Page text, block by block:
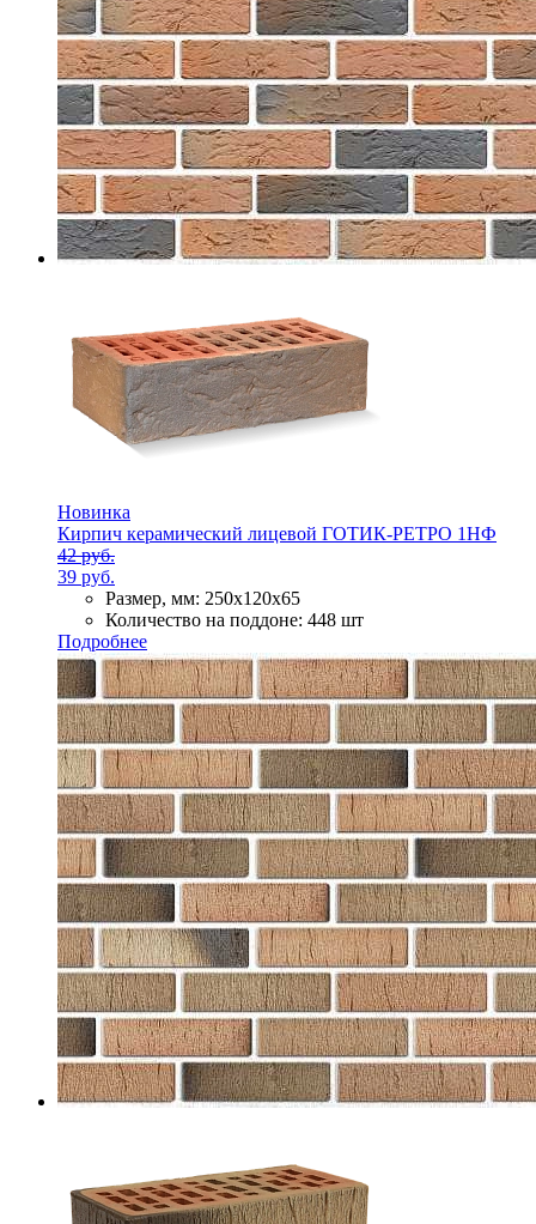
Новинка
Кирпич керамический лицевой ГОТИК-РЕТРО 1НФ
42 руб.
39 руб.
Размер, мм: 250х120х65
Количество на поддоне: 448 шт
Подробнее